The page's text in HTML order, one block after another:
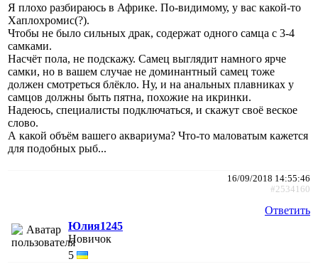
Я плохо разбираюсь в Африке. По-видимому, у вас какой-то
Хаплохромис(?).
Чтобы не было сильных драк, содержат одного самца с 3-4
самками.
Насчёт пола, не подскажу. Самец выглядит намного ярче
самки, но в вашем случае не доминантный самец тоже
должен смотреться блёкло. Ну, и на анальных плавниках у
самцов должны быть пятна, похожие на икринки.
Надеюсь, специалисты подключаться, и скажут своё веское
слово.
А какой объём вашего аквариума? Что-то маловатым кажется
для подобных рыб...
16/09/2018 14:55:46
#2534160
Ответить
Юлия1245
Новичок
5